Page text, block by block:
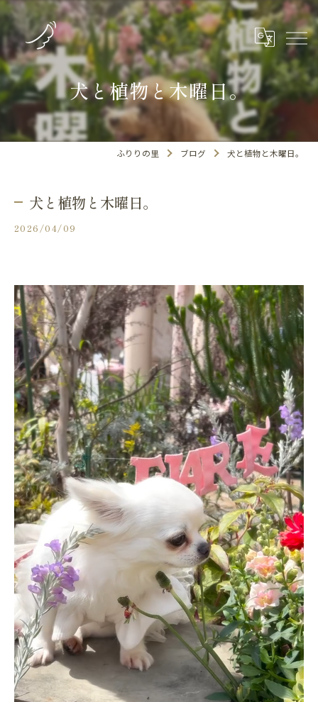
犬と植物と木曜日。
ふりりの里 ブログ 犬と植物と木曜日。
犬と植物と木曜日。
2026/04/09